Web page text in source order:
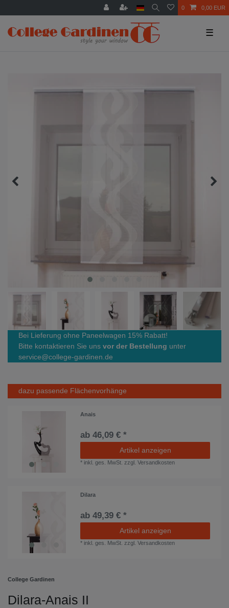
0 0,00 EUR
☰
Bei Lieferung ohne Paneelwagen 15% Rabatt!
Bitte kontaktieren Sie uns vor der Bestellung unter
service@college-gardinen.de
dazu passende Flächenvorhänge
Anais
ab 46,09 € *
Artikel anzeigen
* inkl. ges. MwSt. zzgl.Versandkosten
Dilara
ab 49,39 € *
Artikel anzeigen
* inkl. ges. MwSt. zzgl.Versandkosten
College Gardinen
Dilara-Anais II